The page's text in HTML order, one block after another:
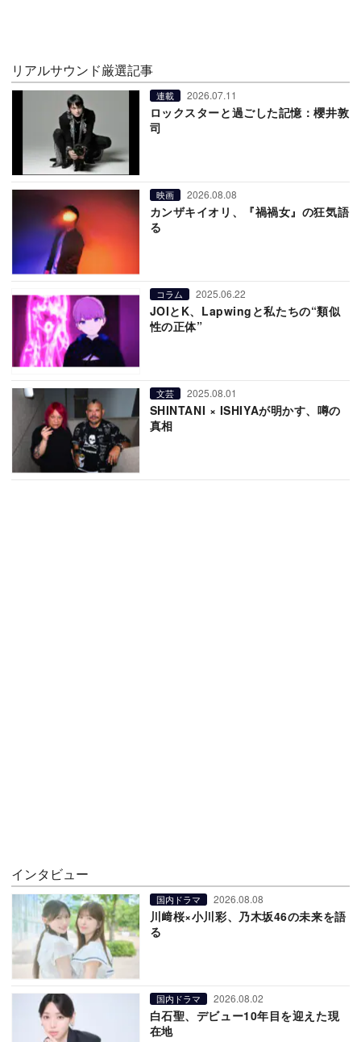
リアルサウンド厳選記事
連載 2026.07.11
ロックスターと過ごした記憶：櫻井敦
司
映画 2026.08.08
カンザキイオリ、『禍禍女』の狂気語
る
コラム 2025.06.22
JOIとK、Lapwingと私たちの“類似
性の正体”
文芸 2025.08.01
SHINTANI × ISHIYAが明かす、噂の
真相
インタビュー
国内ドラマ 2026.08.08
川﨑桜×小川彩、乃木坂46の未来を語
る
国内ドラマ 2026.08.02
白石聖、デビュー10年目を迎えた現
在地